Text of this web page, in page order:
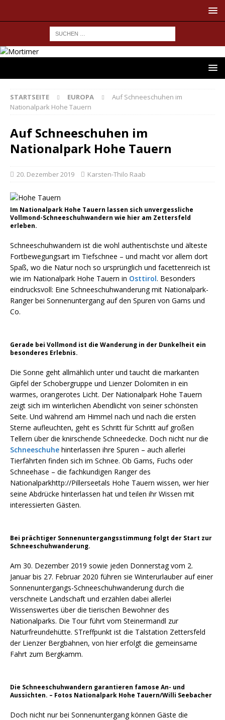
STARTSEITE EUROPA
Auf Schneeschuhen im
Nationalpark Hohe Tauern
Auf Schneeschuhen im
Nationalpark Hohe Tauern
20. Dezember 2019 Karsten-Thilo Raab
Im Nationalpark Hohe Tauern lassen sich unvergessliche
Vollmond-Schneeschuhwandern wie hier am Zettersfeld
erleben.
Schneeschuhwandern ist die wohl authentischste und älteste
Fortbewegungsart im Tiefschnee – und macht vor allem dort
Spaß, wo die Natur noch so ursprünglich und facettenreich ist
wie im Nationalpark Hohe Tauern in Osttirol. Besonders
eindrucksvoll: Eine Schneeschuhwanderung mit Nationalpark-
Ranger bei Sonnenuntergang auf den Spuren von Gams und
Co.
Gerade bei Vollmond ist die Wanderung in der Dunkelheit ein
besonderes Erlebnis.
Die Sonne geht allmählich unter und taucht die markanten
Gipfel der Schobergruppe und Lienzer Dolomiten in ein
warmes, orangerotes Licht. Der Nationalpark Hohe Tauern
zeigt sich im winterlichen Abendlicht von seiner schönsten
Seite. Und während am Himmel nach und nach die ersten
Sterne aufleuchten, geht es Schritt für Schritt auf großen
Tellern über die knirschende Schneedecke. Doch nicht nur die
Schneeschuhe hinterlassen ihre Spuren – auch allerlei
Tierfährten finden sich im Schnee. Ob Gams, Fuchs oder
Schneehase – die fachkundigen Ranger des
Nationalparkhttp://Pillerseetals Hohe Tauern wissen, wer hier
seine Abdrücke hinterlassen hat und teilen ihr Wissen mit
interessierten Gästen.
Bei prächtiger Sonnenuntergangsstimmung folgt der Start zur
Schneeschuhwanderung.
Am 30. Dezember 2019 sowie jeden Donnerstag vom 2.
Januar bis 27. Februar 2020 führen sie Winterurlauber auf einer
Sonnenuntergangs-Schneeschuhwanderung durch die
verschneite Landschaft und erzählen dabei allerlei
Wissenswertes über die tierischen Bewohner des
Nationalparks. Die Tour führt vom Steinermandl zur
Naturfreundehütte. STreffpunkt ist die Talstation Zettersfeld
der Lienzer Bergbahnen, von hier erfolgt die gemeinsame
Fahrt zum Bergkamm.
Die Schneeschuhwandern garantieren famose An- und
Aussichten. – Fotos Nationalpark Hohe Tauern/Willi Seebacher
Doch nicht nur bei Sonnenuntergang können Gäste die